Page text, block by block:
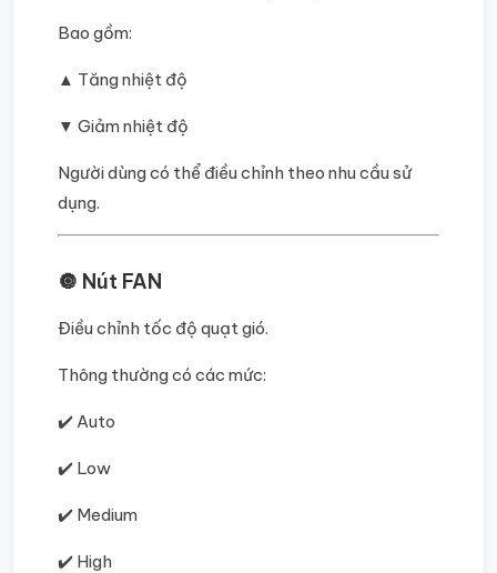
Bao gồm:
▲ Tăng nhiệt độ
▼ Giảm nhiệt độ
Người dùng có thể điều chỉnh theo nhu cầu sử
dụng.
🔘 Nút FAN
Điều chỉnh tốc độ quạt gió.
Thông thường có các mức:
✔️ Auto
✔️ Low
✔️ Medium
✔️ High